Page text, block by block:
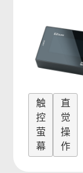
触
控
萤
幕
直
觉
操
作